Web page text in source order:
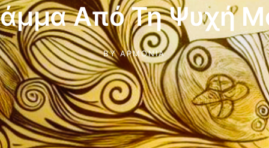
Από Τη Ψυχή
BYΑΡΜΟΝΊΑ